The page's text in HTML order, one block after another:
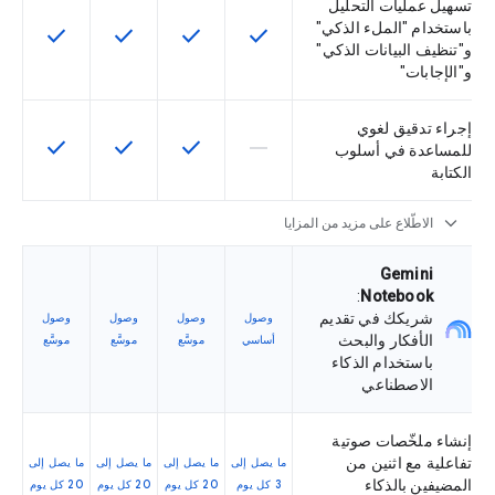
تسهيل عمليات التحليل
باستخدام "الملء الذكي"
و"تنظيف البيانات الذكي"
و"الإجابات"
تتوفّر هذه الميزة لرمز التخزين
check تتوفّر هذه الميزة لرمز
check تتوفّر هذه الميزة
check تتوفّر
check
إجراء تدقيق لغوي
للمساعدة في أسلوب
الكتابة
لا تتوفّر هذه الميزة لرمز التخزين
horizontal_rule تتوفّر هذه الميزة لرمز
check تتوفّر هذه الميزة
check تتوفّر
check
expand_more الاطّلاع على مزيد من المزايا
‫Gemini
Notebook
:
شريكك في تقديم
الأفكار والبحث
باستخدام الذكاء
الاصطناعي
وصول
أساسي
وصول
موسَّع
وصول
موسَّع
وصول
موسَّع
إنشاء ملخّصات صوتية
تفاعلية مع اثنين من
المضيفين بالذكاء
ما يصل إلى
3 كل يوم
ما يصل إلى
20 كل يوم
ما يصل إلى
20 كل يوم
ما يصل إلى
20 كل يوم